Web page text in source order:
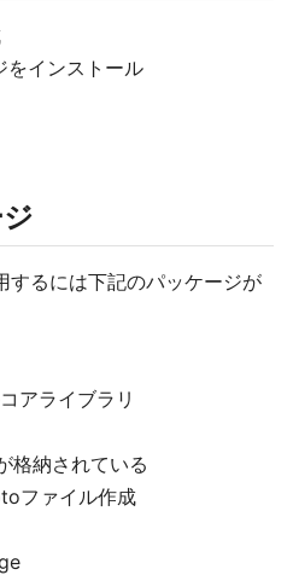
をインストール
するには下記のパッケージが
アライブラリ
格納されている
ファイル作成